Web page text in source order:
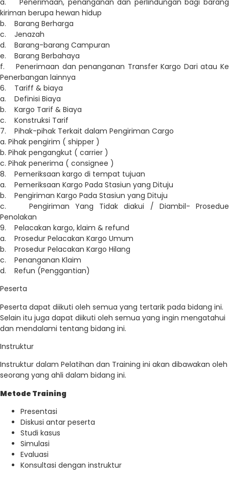
kiriman berupa hewan hidup
b. Barang Berharga
c. Jenazah
d. Barang-barang Campuran
e. Barang Berbahaya
f. Penerimaan dan penanganan Transfer Kargo Dari atau Ke
Penerbangan lainnya
6. Tariff & biaya
a. Definisi Biaya
b. Kargo Tarif & Biaya
c. Konstruksi Tarif
7. Pihak-pihak Terkait dalam Pengiriman Cargo
a. Pihak pengirim ( shipper )
b. Pihak pengangkut ( carrier )
c. Pihak penerima ( consignee )
8. Pemeriksaan kargo di tempat tujuan
a. Pemeriksaan Kargo Pada Stasiun yang Dituju
b. Pengiriman Kargo Pada Stasiun yang Dituju
c. Pengiriman Yang Tidak diakui / Diambil- Prosedue
Penolakan
9. Pelacakan kargo, klaim & refund
a. Prosedur Pelacakan Kargo Umum
b. Prosedur Pelacakan Kargo Hilang
c. Penanganan Klaim
d. Refun (Penggantian)
Peserta
Peserta dapat diikuti oleh semua yang tertarik pada bidang ini.
Selain itu juga dapat diikuti oleh semua yang ingin mengatahui
dan mendalami tentang bidang ini.
Instruktur
Instruktur dalam Pelatihan dan Training ini akan dibawakan oleh
seorang yang ahli dalam bidang ini.
Metode Training
Presentasi
Diskusi antar peserta
Studi kasus
Simulasi
Evaluasi
Konsultasi dengan instruktur